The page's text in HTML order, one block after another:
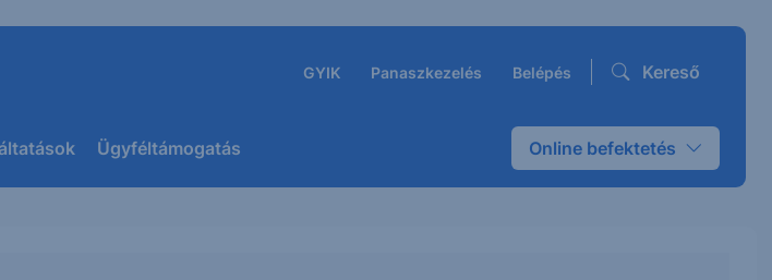
GYIK Panaszkezelés Belépés Kereső
Ügyféltámogatás Online befektetés